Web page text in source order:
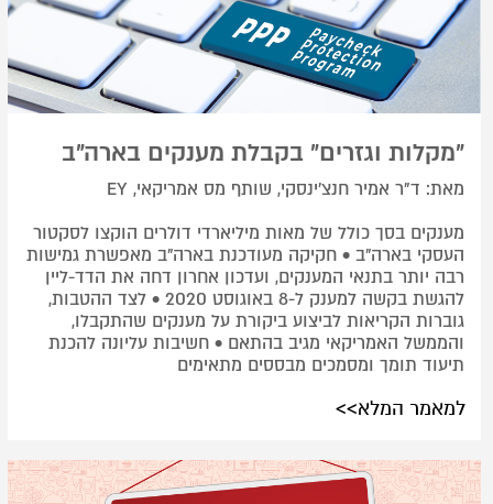
"מקלות וגזרים" בקבלת מענקים בארה"ב
מאת: ד"ר אמיר חנצ'ינסקי, שותף מס אמריקאי, EY
מענקים בסך כולל של מאות מיליארדי דולרים הוקצו לסקטור
העסקי בארה"ב • חקיקה מעודכנת בארה"ב מאפשרת גמישות
רבה יותר בתנאי המענקים, ועדכון אחרון דחה את הדד-ליין
להגשת בקשה למענק ל-8 באוגוסט 2020 • לצד ההטבות,
גוברות הקריאות לביצוע ביקורת על מענקים שהתקבלו,
והממשל האמריקאי מגיב בהתאם • חשיבות עליונה להכנת
תיעוד תומך ומסמכים מבססים מתאימים
למאמר המלא>>